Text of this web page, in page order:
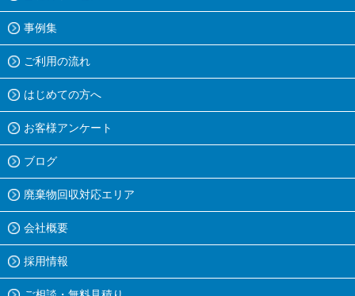
事例集
ご利用の流れ
はじめての方へ
お客様アンケート
ブログ
廃棄物回収対応エリア
会社概要
採用情報